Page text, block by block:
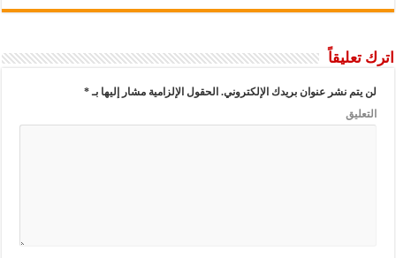
اترك تعليقاً
لن يتم نشر عنوان بريدك الإلكتروني. الحقول الإلزامية مشار إليها بـ*
التعليق